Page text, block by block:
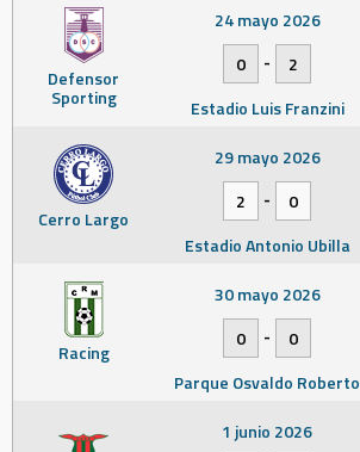
Defensor
Sporting
24 mayo 2026
0
-
2
Estadio Luis Franzini
Cerro Largo
29 mayo 2026
2
-
0
Estadio Antonio Ubilla
Racing
30 mayo 2026
0
-
0
Parque Osvaldo Roberto
1 junio 2026